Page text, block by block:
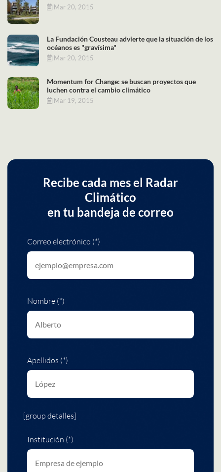
Mar 20, 2015
La Fundación Cousteau advierte que la situación de los
océanos es "gravísima"
Mar 20, 2015
Momentum for Change: se buscan proyectos que
luchen contra el cambio climático
Mar 19, 2015
Recibe cada mes el Radar
Climático
en tu bandeja de correo
Correo electrónico (*)
Nombre (*)
Apellidos (*)
[group detalles]
Institución (*)